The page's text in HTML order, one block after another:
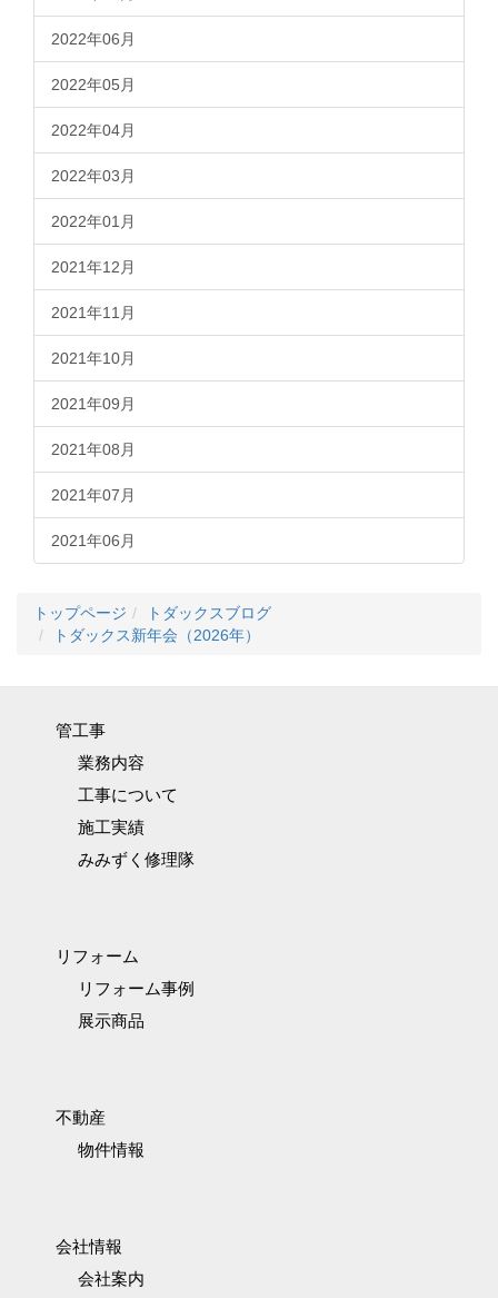
2022年06月
2022年05月
2022年04月
2022年03月
2022年01月
2021年12月
2021年11月
2021年10月
2021年09月
2021年08月
2021年07月
2021年06月
トップページ
トダックスブログ
トダックス新年会（2026年）
管工事
業務内容
工事について
施工実績
みみずく修理隊
リフォーム
リフォーム事例
展示商品
不動産
物件情報
会社情報
会社案内